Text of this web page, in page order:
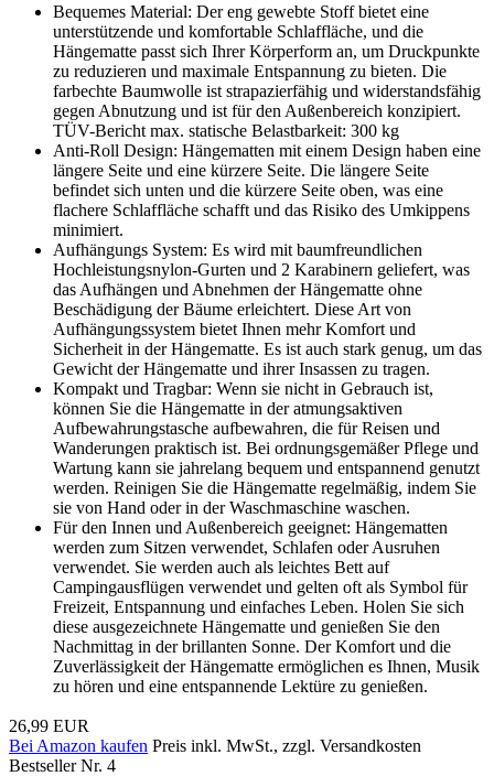
Bequemes Material: Der eng gewebte Stoff bietet eine
unterstützende und komfortable Schlaffläche, und die
Hängematte passt sich Ihrer Körperform an, um Druckpunkte
zu reduzieren und maximale Entspannung zu bieten. Die
farbechte Baumwolle ist strapazierfähig und widerstandsfähig
gegen Abnutzung und ist für den Außenbereich konzipiert.
TÜV-Bericht max. statische Belastbarkeit: 300 kg
Anti-Roll Design: Hängematten mit einem Design haben eine
längere Seite und eine kürzere Seite. Die längere Seite
befindet sich unten und die kürzere Seite oben, was eine
flachere Schlaffläche schafft und das Risiko des Umkippens
minimiert.
Aufhängungs System: Es wird mit baumfreundlichen
Hochleistungsnylon-Gurten und 2 Karabinern geliefert, was
das Aufhängen und Abnehmen der Hängematte ohne
Beschädigung der Bäume erleichtert. Diese Art von
Aufhängungssystem bietet Ihnen mehr Komfort und
Sicherheit in der Hängematte. Es ist auch stark genug, um das
Gewicht der Hängematte und ihrer Insassen zu tragen.
Kompakt und Tragbar: Wenn sie nicht in Gebrauch ist,
können Sie die Hängematte in der atmungsaktiven
Aufbewahrungstasche aufbewahren, die für Reisen und
Wanderungen praktisch ist. Bei ordnungsgemäßer Pflege und
Wartung kann sie jahrelang bequem und entspannend genutzt
werden. Reinigen Sie die Hängematte regelmäßig, indem Sie
sie von Hand oder in der Waschmaschine waschen.
Für den Innen und Außenbereich geeignet: Hängematten
werden zum Sitzen verwendet, Schlafen oder Ausruhen
verwendet. Sie werden auch als leichtes Bett auf
Campingausflügen verwendet und gelten oft als Symbol für
Freizeit, Entspannung und einfaches Leben. Holen Sie sich
diese ausgezeichnete Hängematte und genießen Sie den
Nachmittag in der brillanten Sonne. Der Komfort und die
Zuverlässigkeit der Hängematte ermöglichen es Ihnen, Musik
zu hören und eine entspannende Lektüre zu genießen.
26,99 EUR
Bei Amazon kaufen Preis inkl. MwSt., zzgl. Versandkosten
Bestseller Nr. 4